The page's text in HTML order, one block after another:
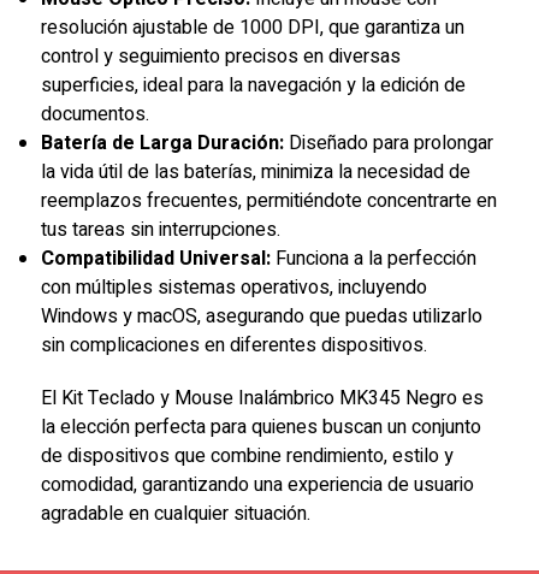
resolución ajustable de 1000 DPI, que garantiza un
control y seguimiento precisos en diversas
superficies, ideal para la navegación y la edición de
documentos.
Batería de Larga Duración:Diseñado para prolongar
la vida útil de las baterías, minimiza la necesidad de
reemplazos frecuentes, permitiéndote concentrarte en
tus tareas sin interrupciones.
Compatibilidad Universal:Funciona a la perfección
con múltiples sistemas operativos, incluyendo
Windows y macOS, asegurando que puedas utilizarlo
sin complicaciones en diferentes dispositivos.
El Kit Teclado y Mouse Inalámbrico MK345 Negro es
la elección perfecta para quienes buscan un conjunto
de dispositivos que combine rendimiento, estilo y
comodidad, garantizando una experiencia de usuario
agradable en cualquier situación.